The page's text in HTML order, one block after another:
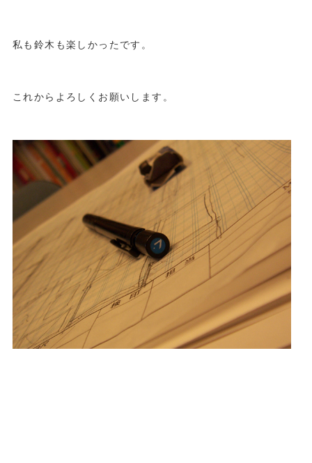
私も鈴木も楽しかったです。
これからよろしくお願いします。